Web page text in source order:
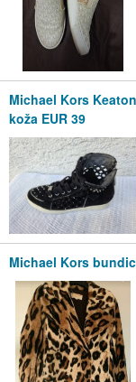
Michael Kors
koža EUR 39
Michael Kors